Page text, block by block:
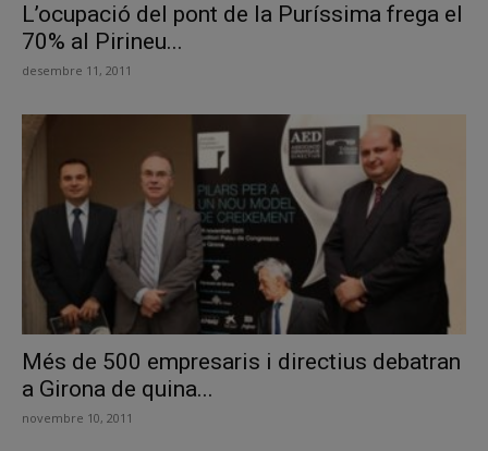
L’ocupació del pont de la Puríssima frega el
70% al Pirineu...
desembre 11, 2011
Més de 500 empresaris i directius debatran
a Girona de quina...
novembre 10, 2011